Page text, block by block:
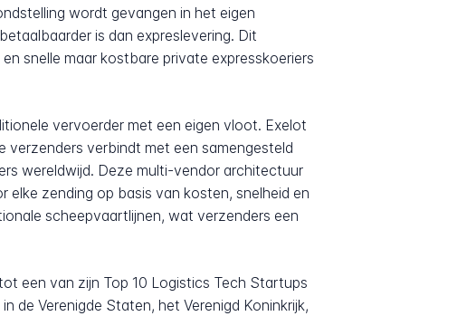
wordt gevangen in het eigen
is dan expreslevering. Dit
snelle maar kostbare private expresskoeriers
vervoerder met een eigen vloot. Exelot
verzenders verbindt met een samengesteld
wereldwijd. Deze multi-vendor architectuur
zending op basis van kosten, snelheid en
scheepvaartlijnen, wat verzenders een
een van zijn Top 10 Logistics Tech Startups
de Verenigde Staten, het Verenigd Koninkrijk,